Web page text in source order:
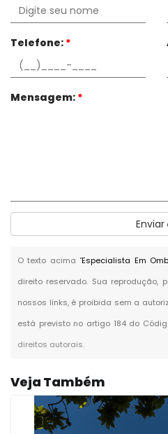
Telefone: *
Mensagem: *
Enviar
O texto acima "Especialista Em
direito reservado. Sua reprodução,
nossos links, é proibida sem a
está previsto no artigo 184 do
direitos autorais.
Veja Também